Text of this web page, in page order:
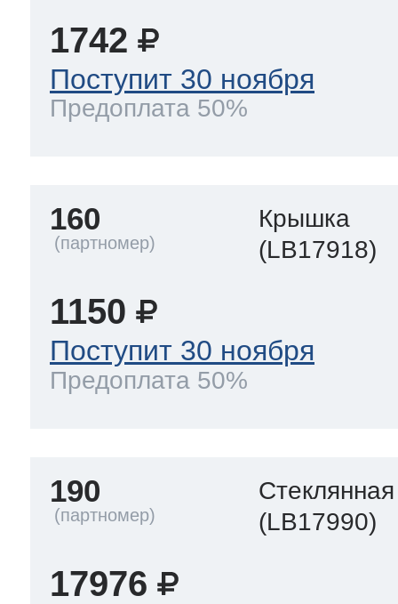
1742
Поступит 30 ноября
Предоплата 50%
160
Крышка
(LB17918)
1150
Поступит 30 ноября
Предоплата 50%
190
(LB17990)
17976